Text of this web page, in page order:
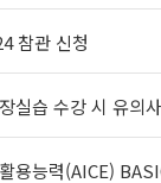
참관 신청
실습 수강 시 유의
용능력(AICE)